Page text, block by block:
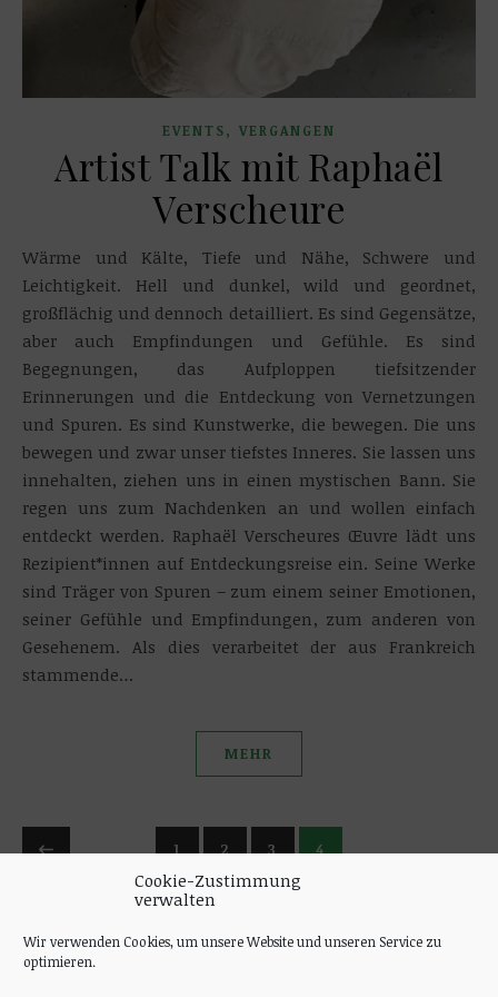
Cookie-Zustimmung
verwalten
Wir verwenden Cookies, um unsere Website und unseren Service zu
optimieren.
EVENTS, VERGANGEN
Artist Talk mit Raphaël
Verscheure
Wärme und Kälte, Tiefe und Nähe, Schwere und
Leichtigkeit. Hell und dunkel, wild und geordnet,
großflächig und dennoch detailliert. Es sind Gegensätze,
aber auch Empfindungen und Gefühle. Es sind
Begegnungen, das Aufploppen tiefsitzender
Erinnerungen und die Entdeckung von Vernetzungen
und Spuren. Es sind Kunstwerke, die bewegen. Die uns
bewegen und zwar unser tiefstes Inneres. Sie lassen uns
innehalten, ziehen uns in einen mystischen Bann. Sie
regen uns zum Nachdenken an und wollen einfach
entdeckt werden. Raphaël Verscheures Œuvre lädt uns
Rezipient*innen auf Entdeckungsreise ein. Seine Werke
sind Träger von Spuren – zum einem seiner Emotionen,
seiner Gefühle und Empfindungen, zum anderen von
Gesehenem. Als dies verarbeitet der aus Frankreich
stammende…
MEHR
1 2 3 4